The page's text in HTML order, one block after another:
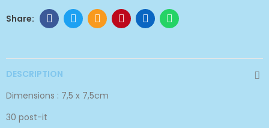
DESCRIPTION
Dimensions : 7,5 x 7,5cm
30 post-it